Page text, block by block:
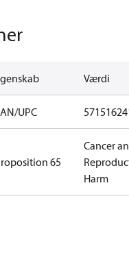
Værdi
UPC
65
Cancer
Harm